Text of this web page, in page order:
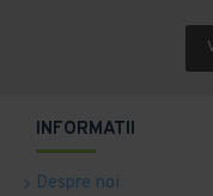
INFORMATII
Despre noi